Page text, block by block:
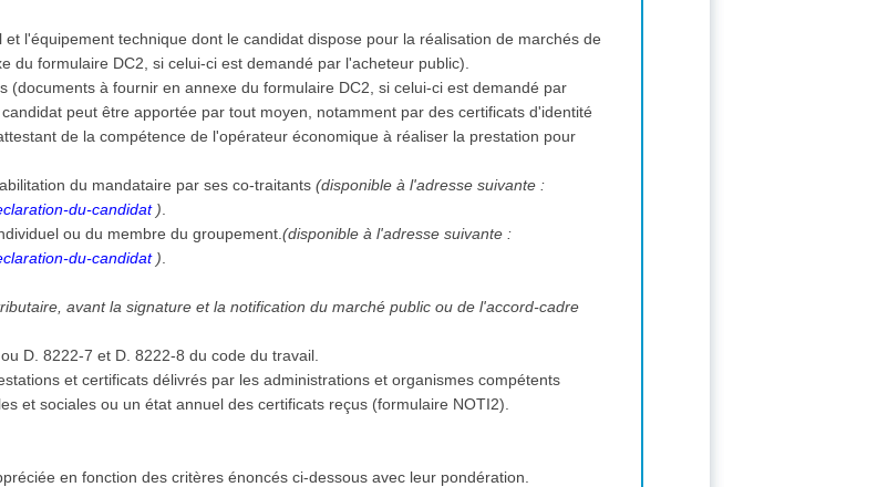
l'équipement technique dont le candidat dispose pour la réalisation de marchés de
du formulaire DC2, si celui-ci est demandé par l'acheteur public).
(documents à fournir en annexe du formulaire DC2, si celui-ci est demandé par
peut être apportée par tout moyen, notamment par des certificats d'identité
de la compétence de l'opérateur économique à réaliser la prestation pour
du mandataire par ses co-traitants(disponible à l'adresse suivante :
du-candidat)
ou du membre du groupement.(disponible à l'adresse suivante :
du-candidat)
avant la signature et la notification du marché public ou de l'accord-cadre
D. 8222-7 et D. 8222-8 du code du travail.
et certificats délivrés par les administrations et organismes compétents
et sociales ou un état annuel des certificats reçus (formulaire NOTI2).
en fonction des critères énoncés ci-dessous avec leur pondération.